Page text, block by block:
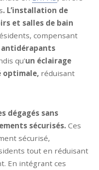
. L’installation de
et salles de bain
compensant
antidérapants
qu’un éclairage
optimale, réduisant
dégagés sans
sécurisés. Ces
sécurisé,
tout en réduisant
En intégrant ces